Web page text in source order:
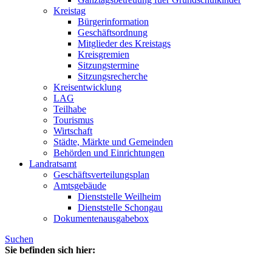
Kreistag
Bürgerinformation
Geschäftsordnung
Mitglieder des Kreistags
Kreisgremien
Sitzungstermine
Sitzungsrecherche
Kreisentwicklung
LAG
Teilhabe
Tourismus
Wirtschaft
Städte, Märkte und Gemeinden
Behörden und Einrichtungen
Landratsamt
Geschäftsverteilungsplan
Amtsgebäude
Dienststelle Weilheim
Dienststelle Schongau
Dokumentenausgabebox
Suchen
Sie befinden sich hier: